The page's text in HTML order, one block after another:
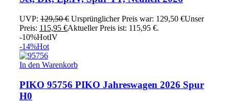
UVP: 129,50€ Ursprünglicher Preis war: 129,50 €Unser
Preis: 115,95 €Aktueller Preis ist: 115,95 €.
-10%HotIV
-14%Hot
In den Warenkorb
PIKO 95756 PIKO Jahreswagen 2026 Spur
H0